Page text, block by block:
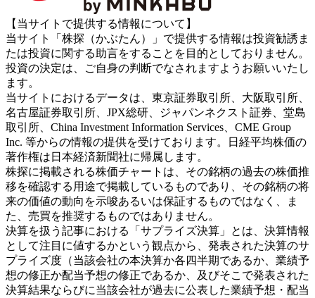
【当サイトで提供する情報について】
当サイト「株探（かぶたん）」で提供する情報は投資勧誘ま
たは投資に関する助言をすることを目的としておりません。
投資の決定は、ご自身の判断でなされますようお願いいたし
ます。
当サイトにおけるデータは、東京証券取引所、大阪取引所、
名古屋証券取引所、JPX総研、ジャパンネクスト証券、堂島
取引所、China Investment Information Services、CME Group
Inc. 等からの情報の提供を受けております。日経平均株価の
著作権は日本経済新聞社に帰属します。
株探に掲載される株価チャートは、その銘柄の過去の株価推
移を確認する用途で掲載しているものであり、その銘柄の将
来の価値の動向を示唆あるいは保証するものではなく、ま
た、売買を推奨するものではありません。
決算を扱う記事における「サプライズ決算」とは、決算情報
として注目に値するかという観点から、発表された決算のサ
プライズ度（当該会社の本決算か各四半期であるか、業績予
想の修正か配当予想の修正であるか、及びそこで発表された
決算結果ならびに当該会社が過去に公表した業績予想・配当